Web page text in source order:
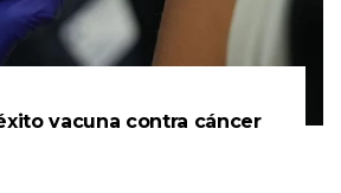
vacuna contra cáncer